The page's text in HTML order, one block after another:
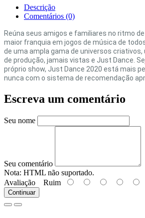
Descrição
Comentários (0)
Reúna seus amigos e familiares no ritmo de
maior franquia em jogos de música de
de uma ampla gama de universos
de produção, jamais vistas e Just Dance.
próprio show, Just Dance 2020 está mais
nunca com o sistema de recomendação
Escreva um comentário
Seu nome
Seu comentário
Nota: HTML não suportado.
Avaliação Ruim
Continuar